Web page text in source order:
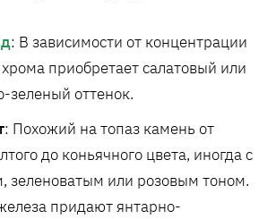
: В зависимости от концентрации
приобретает салатовый или
зеленый оттенок.
: Похожий на топаз камень от
до коньячного цвета, иногда с
зеленоватым или розовым тоном.
придают янтарно-